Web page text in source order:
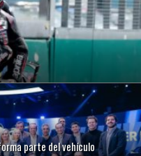
parte del vehículo